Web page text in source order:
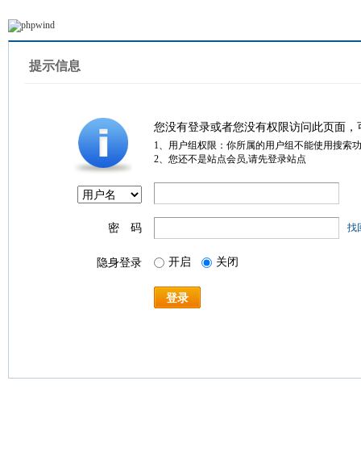
提示信息
您没有登录或者您没有权限访问此页面
1、用户组权限：你所属的用户组不能使用搜索
2、您还不是站点会员,请先登录站点
密 码 找
隐身登录 开启 关闭
登录